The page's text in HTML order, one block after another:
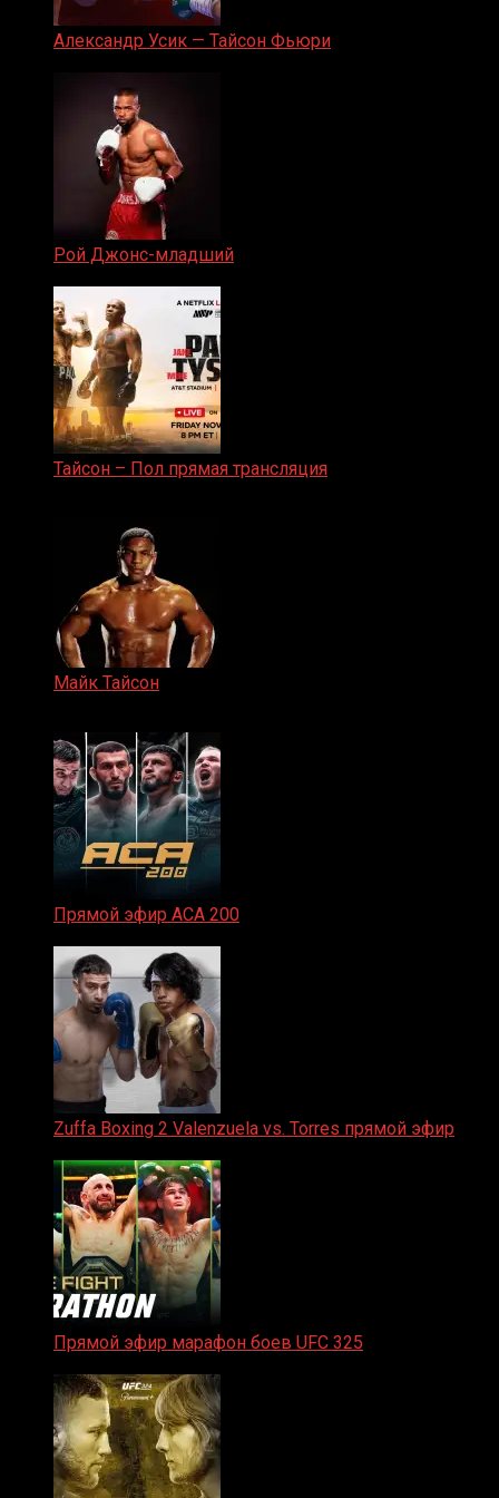
Александр Усик — Тайсон Фьюри
Рой Джонс-младший
Тайсон – Пол прямая трансляция
Майк Тайсон
Прямой эфир ACA 200
Zuffa Boxing 2 Valenzuela vs. Torres прямой эфир
Прямой эфир марафон боев UFC 325